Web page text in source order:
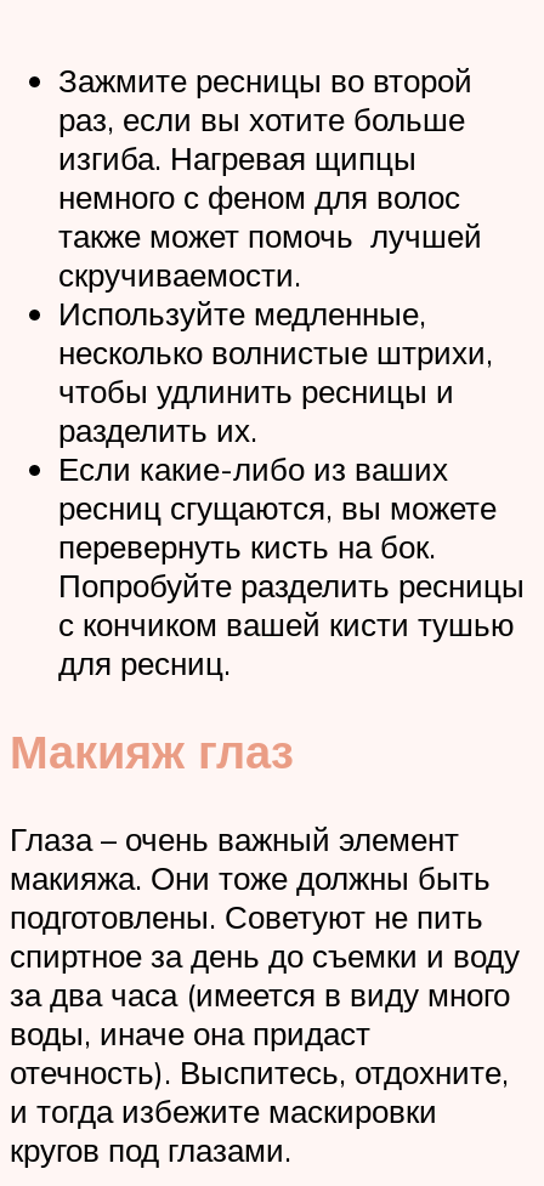
Зажмите ресницы во второй
раз, если вы хотите больше
изгиба. Нагревая щипцы
немного с феном для волос
также может помочь лучшей
скручиваемости.
Используйте медленные,
несколько волнистые штрихи,
чтобы удлинить ресницы и
разделить их.
Если какие-либо из ваших
ресниц сгущаются, вы можете
перевернуть кисть на бок.
Попробуйте разделить ресницы
с кончиком вашей кисти тушью
для ресниц.
Макияж глаз
Глаза – очень важный элемент
макияжа. Они тоже должны быть
подготовлены. Советуют не пить
спиртное за день до съемки и воду
за два часа (имеется в виду много
воды, иначе она придаст
отечность). Выспитесь, отдохните,
и тогда избежите маскировки
кругов под глазами.